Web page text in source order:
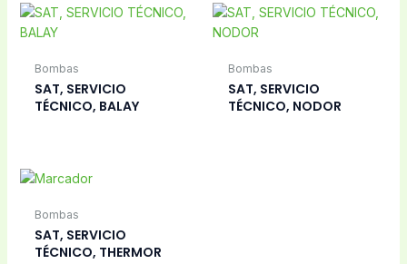
Bombas
SAT, SERVICIO
TÉCNICO, BALAY
Bombas
SAT, SERVICIO
TÉCNICO, NODOR
Bombas
SAT, SERVICIO
TÉCNICO, THERMOR